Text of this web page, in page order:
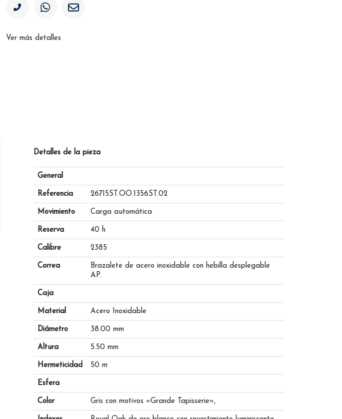
Ver más detalles
Detalles de la pieza
General
Referencia 26715ST.OO.1356ST.02
Movimiento Carga automática
Reserva 40 h
Calibre 2385
Correa
Brazalete de acero inoxidable con hebilla desplegable
AP.
Caja
Material Acero Inoxidable
Diámetro 38.00 mm
Altura 5.50 mm
Hermeticidad 50 m
Esfera
Color Gris con motivos «Grande Tapisserie»,